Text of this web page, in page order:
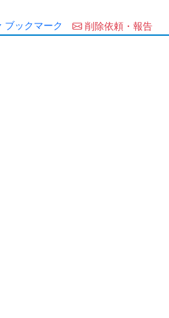
ブックマーク 削除依頼・報告